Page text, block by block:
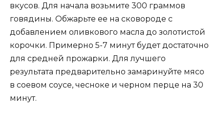
вкусов. Для начала возьмите 300 граммов
говядины. Обжарьте ее на сковороде с
добавлением оливкового масла до золотистой
корочки. Примерно 5-7 минут будет достаточно
для средней прожарки. Для лучшего
результата предварительно замаринуйте мясо
в соевом соусе, чесноке и черном перце на 30
минут.